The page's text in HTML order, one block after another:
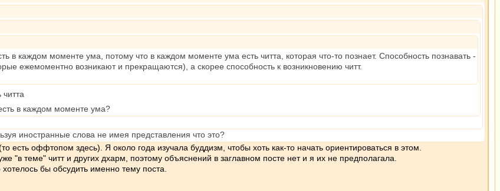
в каждом моменте ума, потому что в каждом моменте ума есть читта, которая что-то познает. Способность познавать -
ежемоментно возникают и прекращаются), а скорее способность к возникновению читт.
в каждом моменте ума?
иностранные слова не имея представления что это?
оффтопом здесь). Я около года изучала буддизм, чтобы хоть как-то начать ориентироваться в этом.
"в теме" читт и других дхарм, поэтому объяснений в заглавном посте нет и я их не предполагала.
бы обсудить именно тему поста.